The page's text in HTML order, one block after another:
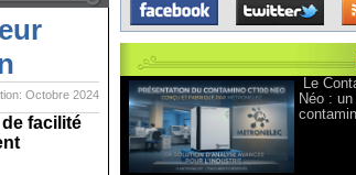
Octobre 2024
facilité
Le
Néo :